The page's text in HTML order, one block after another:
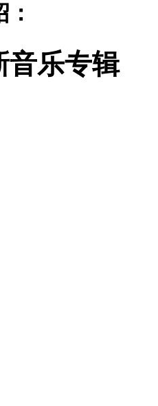
音乐专辑